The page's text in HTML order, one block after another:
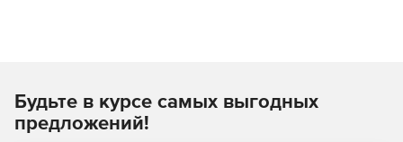
образов и развертывание ОС. Кроме того,решение
позволяет управлять активами и лицензиями на ПО,
отслеживать статистику использования ПО, управлять
Будьте в курсе самых выгодных
предложений!